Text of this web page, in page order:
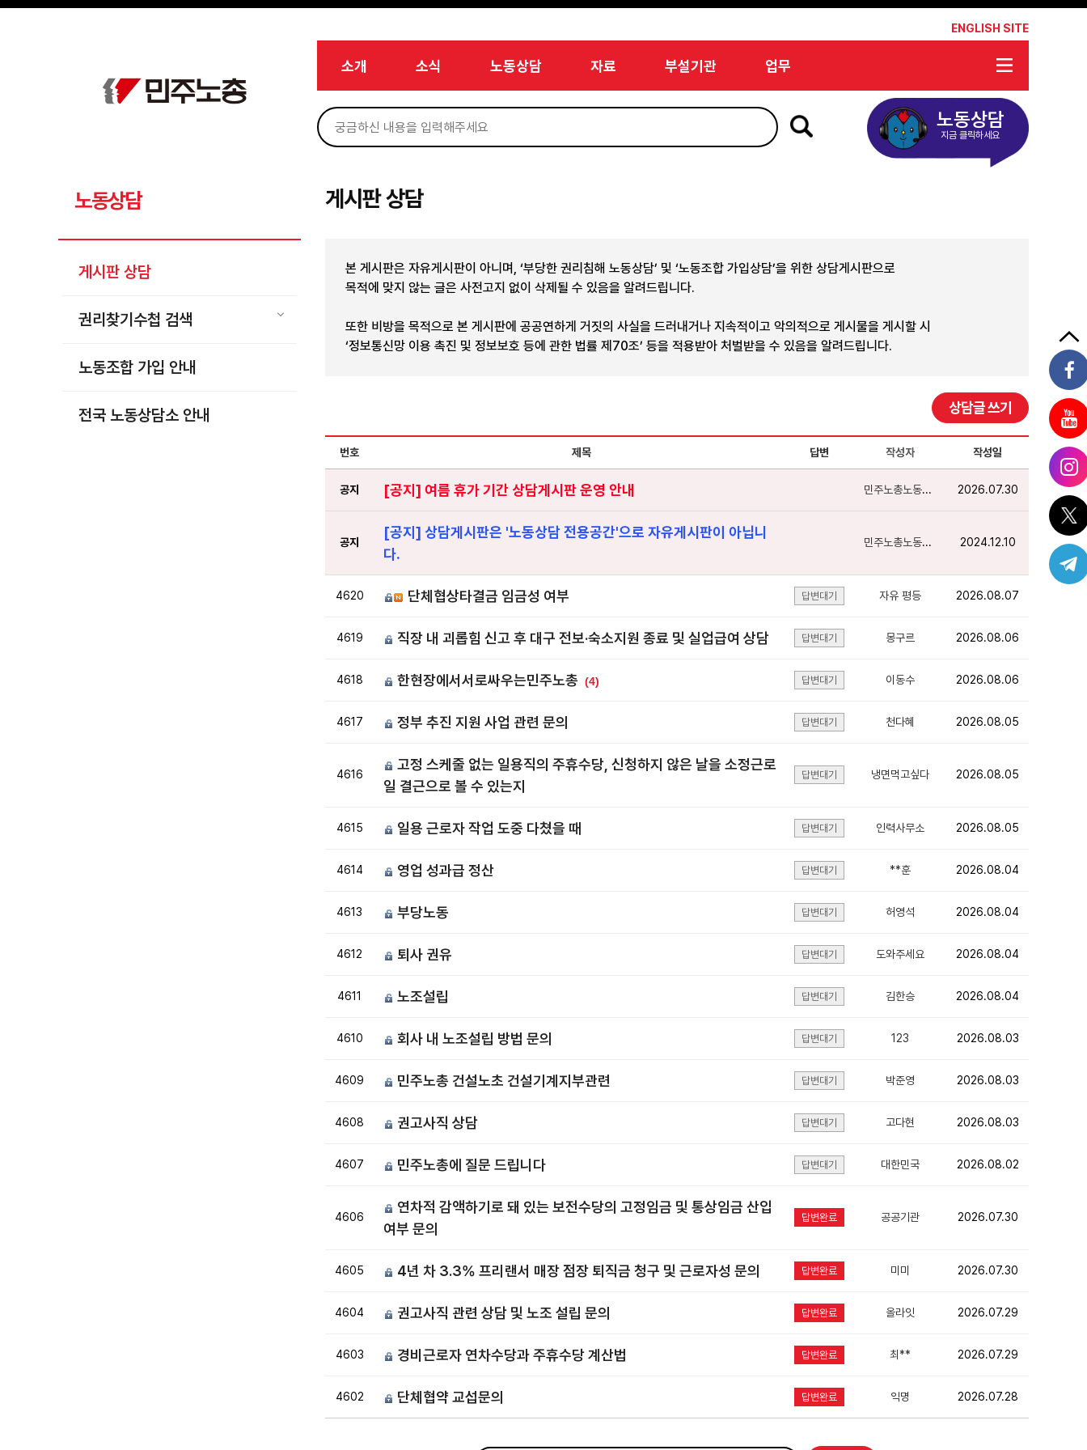
메뉴 건너뛰기
ENGLISH SITE
소개 소식 노동상담 자료 부설기관 업무
노동상담
지금 클릭하세요
노동상담
게시판 상담
권리찾기수첩 검색
노동조합 가입 안내
전국 노동상담소 안내
게시판 상담
본 게시판은 자유게시판이 아니며, ‘부당한 권리침해 노동상담’ 및 ‘노동조합 가입상담’을 위한 상담게시판으로
목적에 맞지 않는 글은 사전고지 없이 삭제될 수 있음을 알려드립니다.
또한 비방을 목적으로 본 게시판에 공공연하게 거짓의 사실을 드러내거나 지속적이고 악의적으로 게시물을 게시할 시
‘정보통신망 이용 촉진 및 정보보호 등에 관한 법률 제70조’ 등을 적용받아 처벌받을 수 있음을 알려드립니다.
상담글 쓰기
번호 제목 답변 작성자 작성일
공지 [공지] 여름 휴가 기간 상담게시판 운영 안내 민주노총노동상담 2026.07.30
공지
[공지] 상담게시판은 '노동상담 전용공간'으로 자유게시판이 아닙니
다.
민주노총노동상담 2024.12.10
4620 단체협상타결금 임금성 여부 답변대기 자유 평등 2026.08.07
4619 직장 내 괴롭힘 신고 후 대구 전보·숙소지원 종료 및 실업급여 상담 답변대기 몽구르 2026.08.06
4618 한현장에서서로싸우는민주노총 (4) 답변대기 이동수 2026.08.06
4617 정부 추진 지원 사업 관련 문의 답변대기 천다혜 2026.08.05
4616
고정 스케줄 없는 일용직의 주휴수당, 신청하지 않은 날을 소정근로
일 결근으로 볼 수 있는지
답변대기 냉면먹고싶다 2026.08.05
4615 일용 근로자 작업 도중 다쳤을 때 답변대기 인력사무소 2026.08.05
4614 영업 성과급 정산 답변대기 **훈 2026.08.04
4613 부당노동 답변대기 허영석 2026.08.04
4612 퇴사 권유 답변대기 도와주세요 2026.08.04
4611 노조설립 답변대기 김한승 2026.08.04
4610 회사 내 노조설립 방법 문의 답변대기 123 2026.08.03
4609 민주노총 건설노초 건설기계지부관련 답변대기 박준영 2026.08.03
4608 권고사직 상담 답변대기 고다현 2026.08.03
4607 민주노총에 질문 드립니다 답변대기 대한민국 2026.08.02
4606
연차적 감액하기로 돼 있는 보전수당의 고정임금 및 통상임금 산입
여부 문의
답변완료 공공기관 2026.07.30
4605 4년 차 3.3% 프리랜서 매장 점장 퇴직금 청구 및 근로자성 문의 답변완료 미미 2026.07.30
4604 권고사직 관련 상담 및 노조 설립 문의 답변완료 올라잇 2026.07.29
4603 경비근로자 연차수당과 주휴수당 계산법 답변완료 최** 2026.07.29
4602 단체협약 교섭문의 답변완료 익명 2026.07.28
권리찾기수첩 검색
찾아보기
노동조합 가입 안내
Sketchbook5, 스케치북5
Sketchbook5, 스케치북5